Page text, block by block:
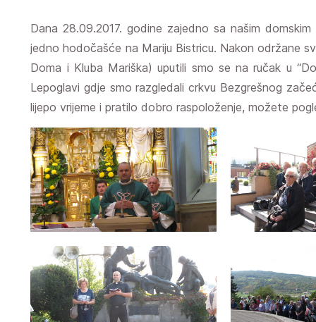
Dana 28.09.2017. godine zajedno sa našim
jedno hodočašće na Mariju Bistricu. Nakon održane
Doma i Kluba Mariška) uputili smo se na ručak u
Lepoglavi gdje smo razgledali crkvu Bezgrešnog
lijepo vrijeme i pratilo dobro raspoloženje, možete